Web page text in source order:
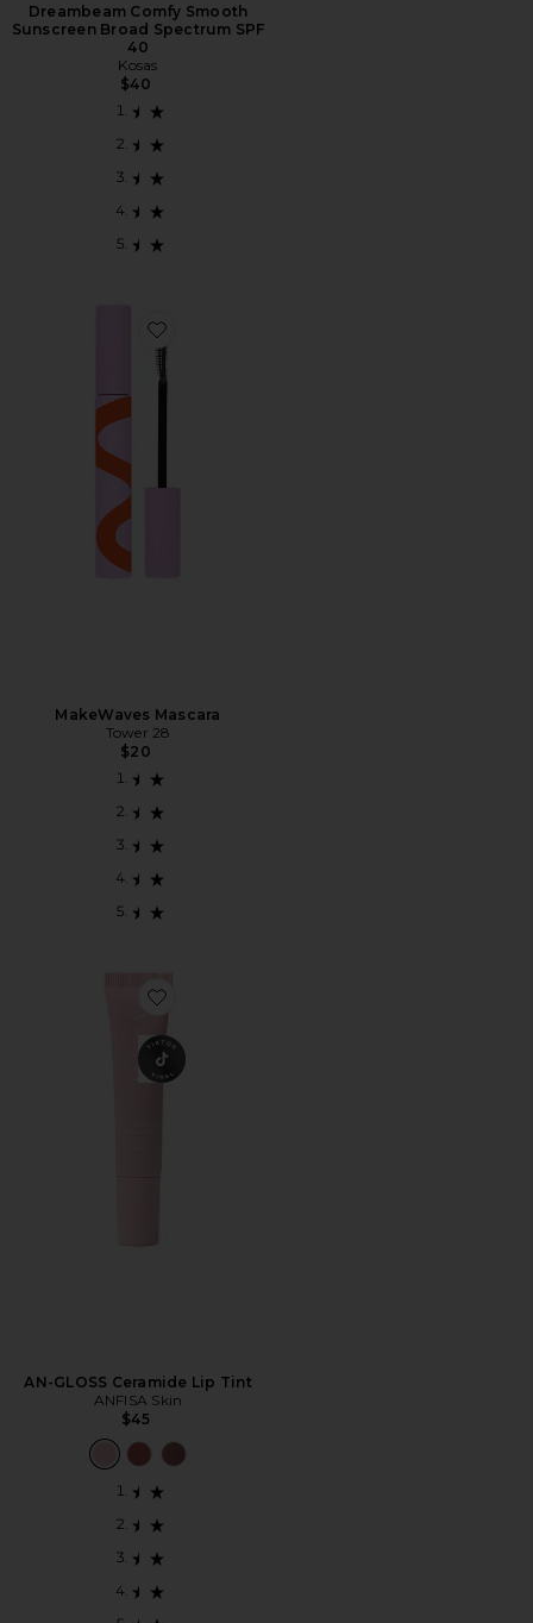
Dreambeam Comfy Smooth
Sunscreen Broad Spectrum SPF
40
Kosas
$40
Favorite MakeWaves Mascara
MakeWaves Mascara
Tower 28
$20
Favorite AN-GLOSS Ceramide Lip Tint
AN-GLOSS Ceramide Lip Tint
ANFISA Skin
$45